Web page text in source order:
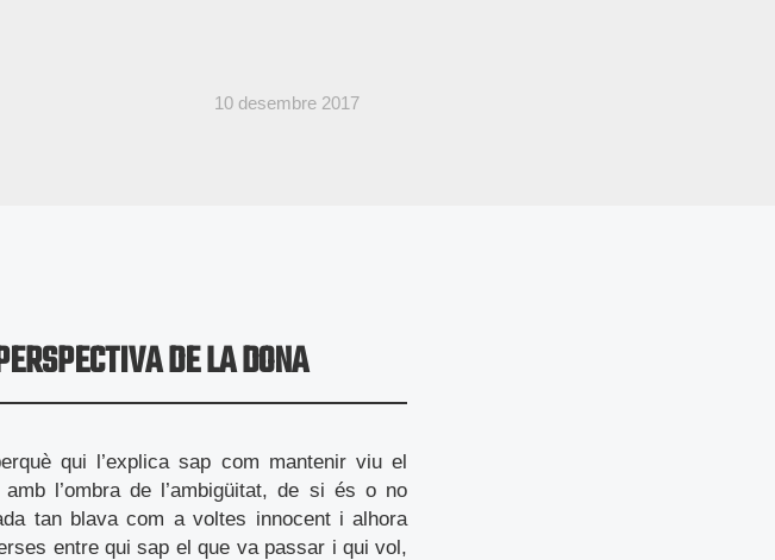
10 desembre 2017
DE LA DONA
qui l’explica sap com mantenir viu el
l’ombra de l’ambigüitat, de si és o no
tan blava com a voltes innocent i alhora
entre qui sap el que va passar i qui vol,